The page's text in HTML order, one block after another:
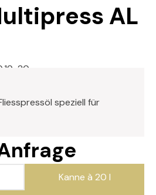
AL
20
speziell für
Kanne à 20 l